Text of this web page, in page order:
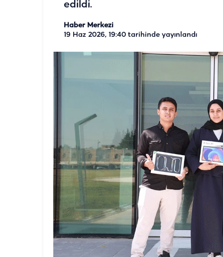
edildi.
Haber Merkezi
19 Haz 2026, 19:40 tarihinde yayınlandı